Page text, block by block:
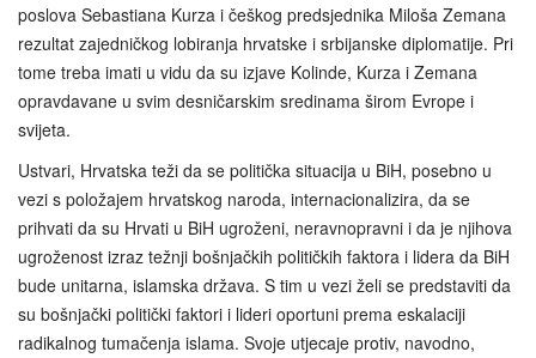
poslova Sebastiana Kurza i češkog predsjednika Miloša Zemana
rezultat zajedničkog lobiranja hrvatske i srbijanske diplomatije. Pri
tome treba imati u vidu da su izjave Kolinde, Kurza i Zemana
opravdavane u svim desničarskim sredinama širom Evrope i
svijeta.
Ustvari, Hrvatska teži da se politička situacija u BiH, posebno u
vezi s položajem hrvatskog naroda, internacionalizira, da se
prihvati da su Hrvati u BiH ugroženi, neravnopravni i da je njihova
ugroženost izraz težnji bošnjačkih političkih faktora i lidera da BiH
bude unitarna, islamska država. S tim u vezi želi se predstaviti da
su bošnjački politički faktori i lideri oportuni prema eskalaciji
radikalnog tumačenja islama. Svoje utjecaje protiv, navodno,